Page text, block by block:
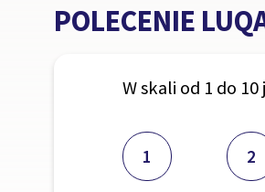
POLECENIE
W skali od 1 do
1 2